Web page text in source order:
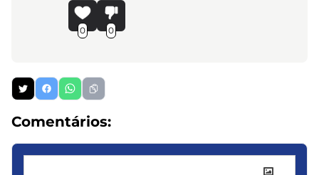
0 0
Comentários: